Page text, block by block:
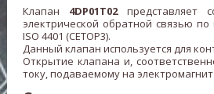
Клапан 4DP01T02 представляет
электрической обратной связью
ISO 4401 (CETOP3).
Данный клапан используется для
Открытие клапана и,
току, подаваемому на электромагнит